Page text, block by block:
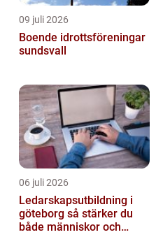
09 juli 2026
Boende idrottsföreningar
sundsvall
06 juli 2026
Ledarskapsutbildning i
göteborg så stärker du
både människor och